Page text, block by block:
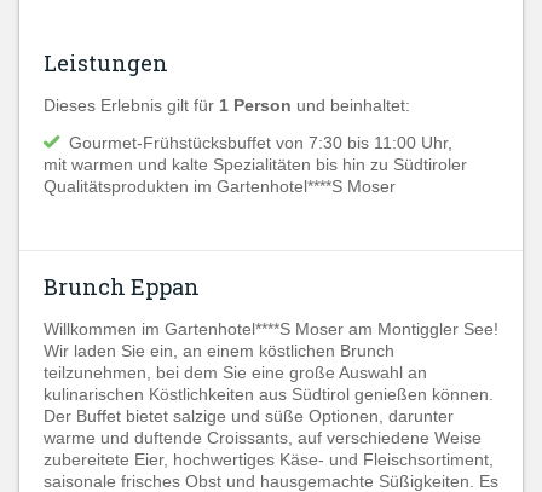
Leistungen
Dieses Erlebnis gilt für 1 Person und beinhaltet:
Gourmet-Frühstücksbuffet von 7:30 bis 11:00 Uhr,
mit warmen und kalte Spezialitäten bis hin zu Südtiroler
Qualitätsprodukten im Gartenhotel****S Moser
Brunch Eppan
Willkommen im Gartenhotel****S Moser am Montiggler See!
Wir laden Sie ein, an einem köstlichen Brunch
teilzunehmen, bei dem Sie eine große Auswahl an
kulinarischen Köstlichkeiten aus Südtirol genießen können.
Der Buffet bietet salzige und süße Optionen, darunter
warme und duftende Croissants, auf verschiedene Weise
zubereitete Eier, hochwertiges Käse- und Fleischsortiment,
saisonale frisches Obst und hausgemachte Süßigkeiten. Es